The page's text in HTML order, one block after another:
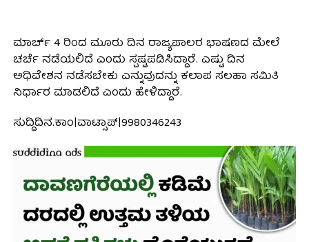
ಮಾರ್ಚ್ 4 ರಿಂದ ಮೂರು ದಿನ ರಾಜ್ಯಪಾಲರ ಭಾಷಣದ ಮೇಲೆ
ಚರ್ಚೆ ನಡೆಯಲಿದೆ ಎಂದು ಸ್ಪಷ್ಟಪಡಿಸಿದ್ದಾರೆ. ಎಷ್ಟು ದಿನ
ಅಧಿವೇಶನ ನಡೆಸಬೇಕು ಎನ್ನುವುದನ್ನು ಕಲಾಪ ಸಲಹಾ ಸಮಿತಿ
ನಿರ್ಧಾರ ಮಾಡಲಿದೆ ಎಂದು ಹೇಳಿದ್ದಾರೆ.
ಸುದ್ದಿದಿನ.ಕಾಂ|ವಾಟ್ಸಾಪ್|9980346243